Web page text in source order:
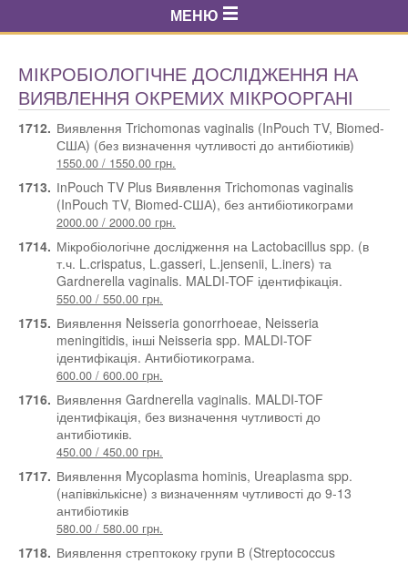
МЕНЮ
МІКРОБІОЛОГІЧНЕ ДОСЛІДЖЕННЯ НА
ВИЯВЛЕННЯ ОКРЕМИХ МІКРООРГАНІ
1712. Виявлення Trichomonas vaginalis (InPouch ТV, Biomed-
США) (без визначення чутливості до антибіотиків)
1550.00 / 1550.00 грн.
1713. ІnPouch TV Plus Виявлення Trichomonas vaginalis
(InPouch ТV, Biomed-США), без антибіотикограми
2000.00 / 2000.00 грн.
1714. Мікробіологічне дослідження на Lactobacillus spp. (в
т.ч. L.crispatus, L.gasseri, L.jensenii, L.iners) та
Gardnerella vaginalis. MALDI-TOF ідентифікація.
550.00 / 550.00 грн.
1715. Виявлення Neisseria gonorrhoeae, Neisseria
meningitidis, інші Neisseria spp. MALDI-TOF
ідентифікація. Антибіотикограма.
600.00 / 600.00 грн.
1716. Виявлення Gardnerella vaginalis. MALDI-TOF
ідентифікація, без визначення чутливості до
антибіотиків.
450.00 / 450.00 грн.
1717. Виявлення Mycoplasma hominis, Ureaplasma spp.
(напівкількісне) з визначенням чутливості до 9-13
антибіотиків
580.00 / 580.00 грн.
1718. Виявлення стрептококу групи В (Streptococcus